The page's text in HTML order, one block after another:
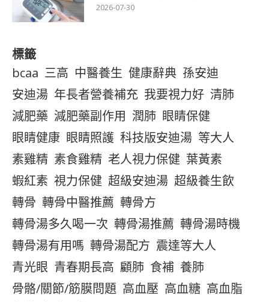
2026-07-30
標籤
bcaa 三高 中醫養生 健康辭典 孫安迪
安迪湯 年長者營養補充 我要視力好 清肺
減肥藥 減肥藥副作用 潤肺 眼睛保健
眼睛健康 眼睛照護 科技版安迪湯 等大人
素雞精 素食雞精 老人視力保健 葉黃素
蝦紅素 視力保健 超級安迪湯 超級養生飲
轉骨 轉骨中醫推薦 轉骨方
轉骨湯多久喝一次 轉骨湯推薦 轉骨湯時機
轉骨湯有用嗎 轉骨湯配方 震達等大人
青光眼 青春期長高 顧肺 食補 養肺
骨骼/關節/筋膜問題 高血壓 高血糖 高血脂